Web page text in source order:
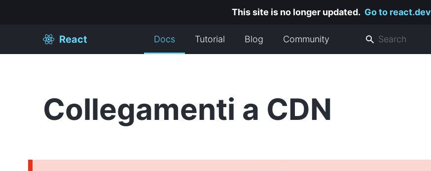
This site is no longer updated. Go to react.dev
React Docs Tutorial Blog Community
Collegamenti a CDN